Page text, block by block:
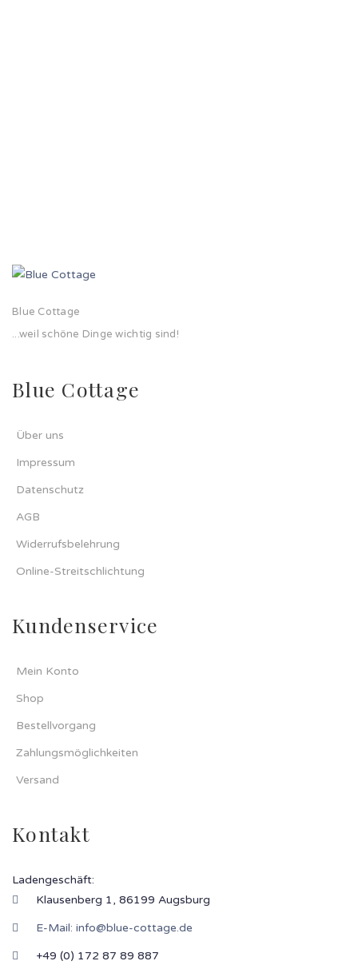
Blue Cottage
...weil schöne Dinge wichtig sind!
Blue Cottage
Über uns
Impressum
Datenschutz
AGB
Widerrufsbelehrung
Online-Streitschlichtung
Kundenservice
Mein Konto
Shop
Bestellvorgang
Zahlungsmöglichkeiten
Versand
Kontakt
Ladengeschäft:
Klausenberg 1, 86199 Augsburg
E-Mail: info@blue-cottage.de
+49 (0) 172 87 89 887